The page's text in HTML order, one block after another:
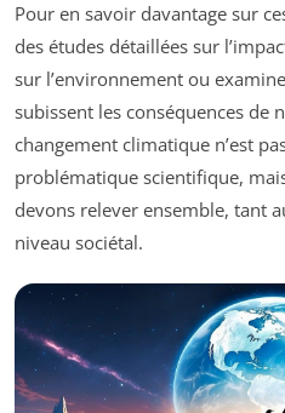
Pour en savoir davantage sur
des études détaillées sur
sur l’environnement ou
subissent les conséquences de
changement climatique n’est
problématique scientifique,
devons relever ensemble, tant
niveau sociétal.